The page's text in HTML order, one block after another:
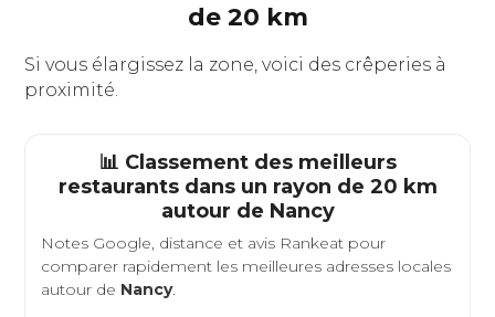
de 20 km
Si vous élargissez la zone, voici des crêperies à
proximité.
📊 Classement des meilleurs
restaurants dans un rayon de 20 km
autour de Nancy
Notes Google, distance et avis Rankeat pour
comparer rapidement les meilleures adresses locales
autour de Nancy.